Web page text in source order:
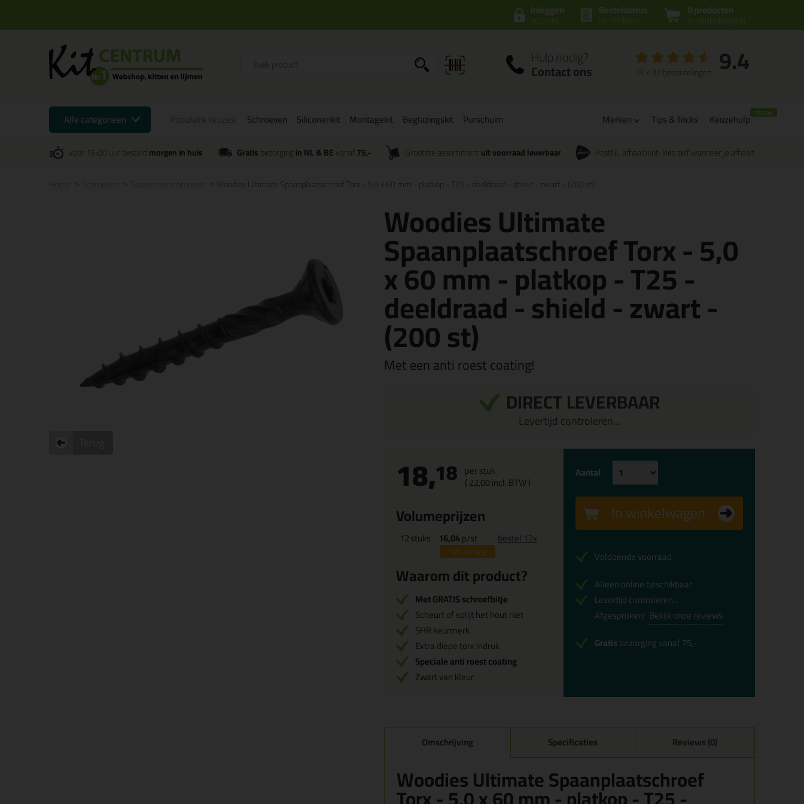
0 producten
in winkelwagen
Bestelstatus
controleren
Inloggen
account
Hulp nodig?
Contact ons 9.4
16.432 beoordelingen
Alle categorieën Schroeven Siliconenkit Montagekit Beglazingskit Purschuim Merken Tips & Tricks Keuzehulp
Voor 16:00 uur besteldmorgen in huis Gratisbezorgingin NL & BEvanaf 75,- Grootste assortiment uit voorraad leverbaar PostNL afhaalpunt: kies zelf wanneer je afhaalt
Woodies Ultimate Spaanplaatschroef Torx - 5,0 x 60 mm - platkop - T25 - deeldraad - shield - zwart - (200 st)
Woodies Ultimate
Spaanplaatschroef Torx - 5,0
x 60 mm - platkop - T25 -
deeldraad - shield - zwart -
(200 st)
Met een anti roest coating!
DIRECT LEVERBAAR
Levertijd controleren...
18,18 per stuk
(22,00incl. BTW )
Volumeprijzen
12stuks 16,04p/st
12%korting
bestel 12x
Waarom dit product?
Met GRATIS schroefbitje
Scheurt of splijt het hout niet
SHR keurmerk
Extra diepe torx indruk
Speciale anti roest coating
Zwart van kleur
Aantal
In winkelwagen
Voldoende voorraad
Alleen online beschikbaar
Levertijd controleren...
Afgesproken! Bekijk onze reviews
Gratisbezorging vanaf 75,-
Omschrijving Specificaties Reviews (0)
Woodies Ultimate Spaanplaatschroef